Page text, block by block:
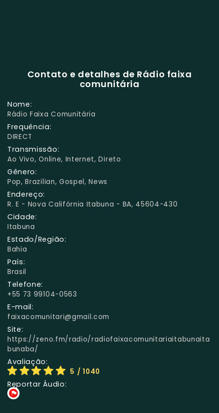
Contato e detalhes de Rádio faixa
comunitária
Nome:
Rádio Faixa Comunitária
Frequência:
DIRECT
Transmissão:
Ao Vivo, Online, Internet, Direto
Gênero:
Pop, Brazilian, Gospel, News
Endereço:
R. E - Nova Califórnia Itabuna - BA, 45604-430
Cidade:
Itabuna
Estado/Região:
Bahia
País:
Brasil
Telefone:
+55 73 99104-0563
E-mail:
faixacomunitari@gmail.com
Site:
https://zeno.fm/radio/radiofaixacomunitariaitabunaita
bunaba/
Avaliação:
5 / 1040
Reportar Áudio: